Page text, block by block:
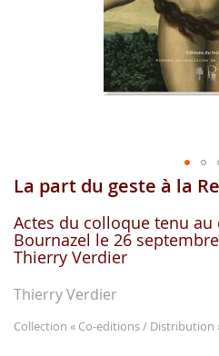
Skip
the
beginning
of
images
La part du geste à la
Actes du colloque tenu au
Bournazel le 26
Thierry Verdier
Thierry Verdier
Collection « Co-editions / Distribution